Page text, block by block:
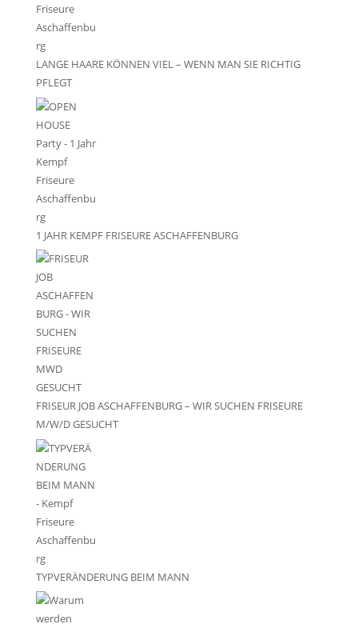
LANGE HAARE KÖNNEN VIEL – WENN MAN SIE RICHTIG
PFLEGT
1 JAHR KEMPF FRISEURE ASCHAFFENBURG
FRISEUR JOB ASCHAFFENBURG – WIR SUCHEN FRISEURE
M/W/D GESUCHT
TYPVERÄNDERUNG BEIM MANN